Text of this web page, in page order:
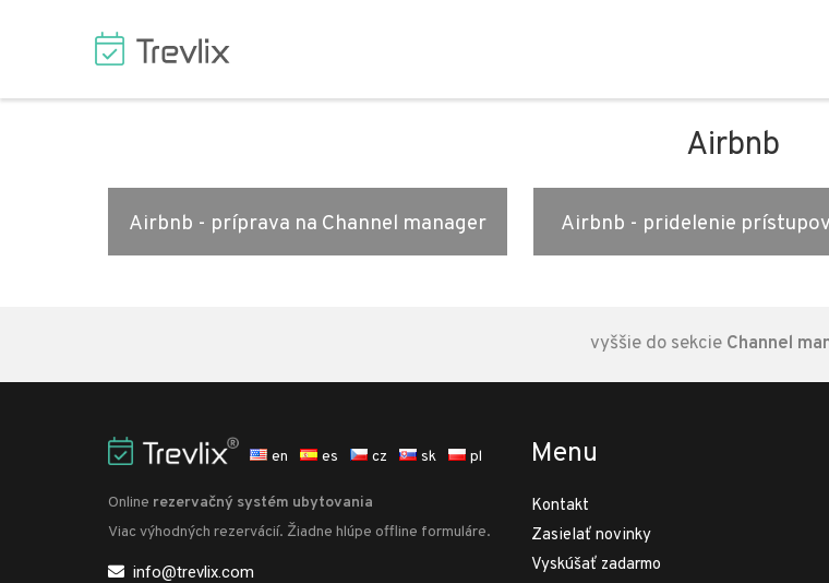
Airbnb
Airbnb - príprava na Channel manager Airbnb - pridelenie
vyššie do sekcie Channel
en es cz sk pl
Online rezervačný systém ubytovania
Viac výhodných rezervácií. Žiadne hlúpe offline formuláre.
info@trevlix.com
Menu
Kontakt
Zasielať novinky
Vyskúšať zadarmo